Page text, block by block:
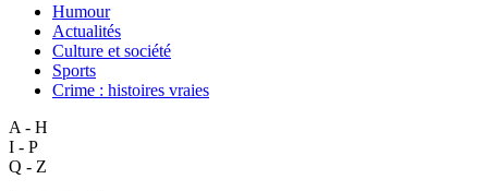
Humour
Actualités
Culture et société
Sports
Crime : histoires vraies
A - H
I - P
Q - Z